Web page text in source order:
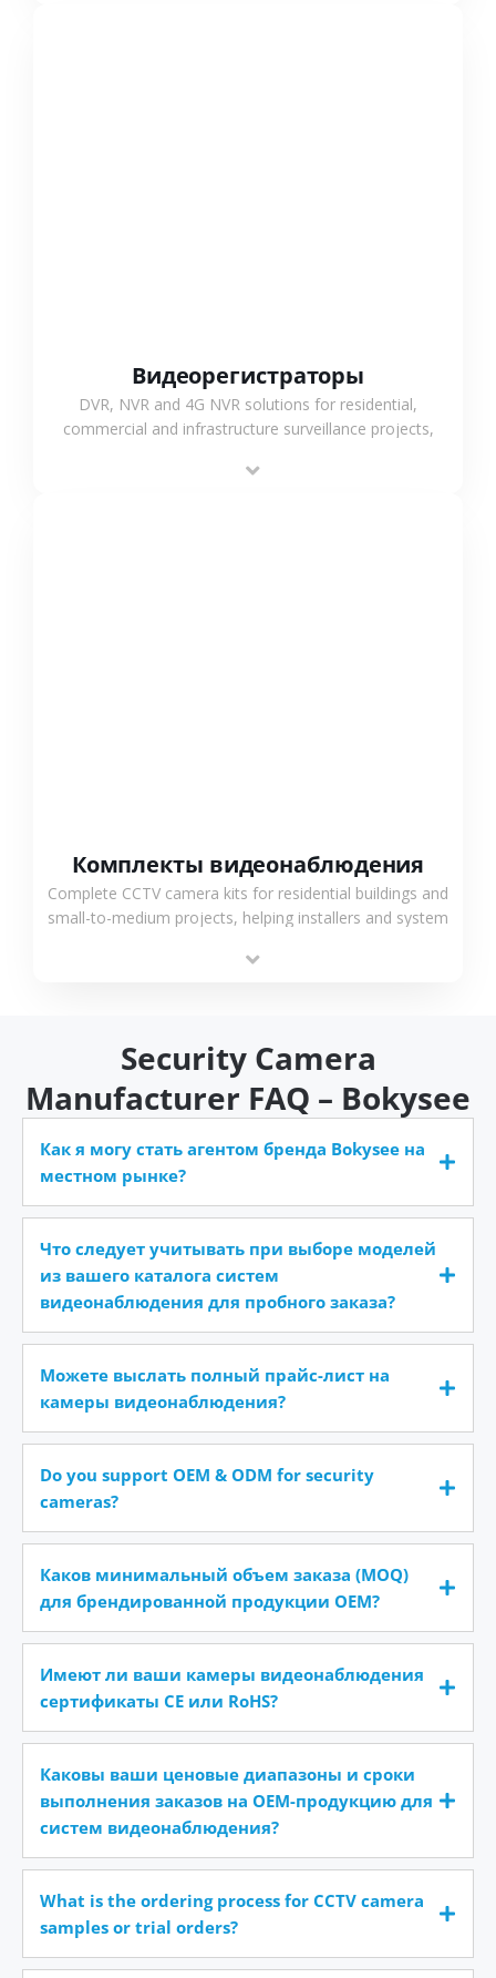
Видеорегистраторы
DVR, NVR and 4G NVR solutions for residential,
commercial and infrastructure surveillance projects,
Комплекты видеонаблюдения
Complete CCTV camera kits for residential buildings and
small-to-medium projects, helping installers and system
time.
Security Camera
Manufacturer FAQ – Bokysee
Как я могу стать агентом бренда Bokysee на
местном рынке?
Что следует учитывать при выборе моделей
из вашего каталога систем
видеонаблюдения для пробного заказа?
Можете выслать полный прайс-лист на
камеры видеонаблюдения?
Do you support OEM & ODM for security
cameras?
Каков минимальный объем заказа (MOQ)
для брендированной продукции OEM?
Имеют ли ваши камеры видеонаблюдения
сертификаты CE или RoHS?
Каковы ваши ценовые диапазоны и сроки
выполнения заказов на OEM-продукцию для
систем видеонаблюдения?
What is the ordering process for CCTV camera
samples or trial orders?